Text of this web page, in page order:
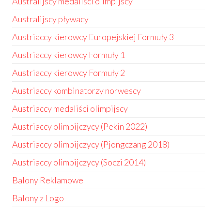
Australijscy pływacy
Austriaccy kierowcy Europejskiej Formuły 3
Austriaccy kierowcy Formuły 1
Austriaccy kierowcy Formuły 2
Austriaccy kombinatorzy norwescy
Austriaccy medaliści olimpijscy
Austriaccy olimpijczycy (Pekin 2022)
Austriaccy olimpijczycy (Pjongczang 2018)
Austriaccy olimpijczycy (Soczi 2014)
Balony Reklamowe
Balony z Logo